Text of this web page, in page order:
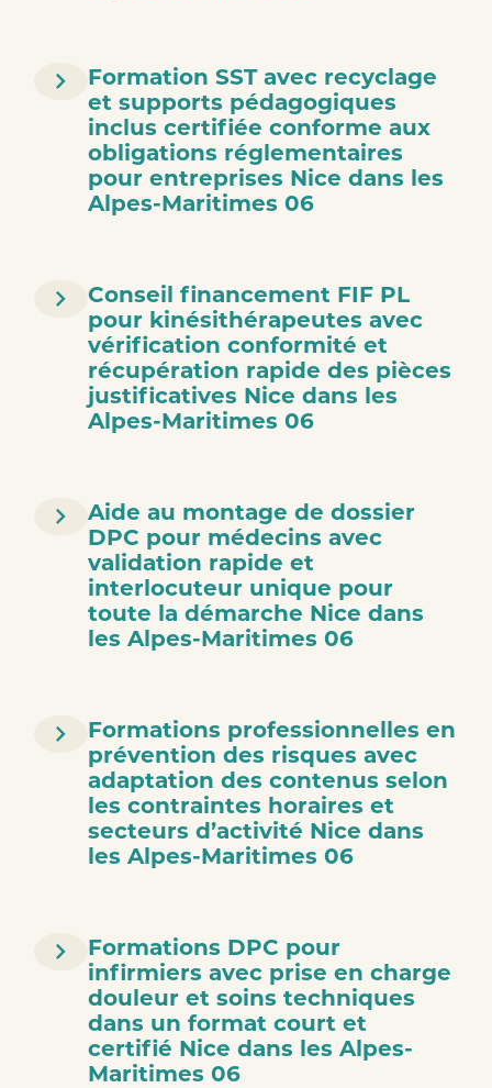
Formation SST avec recyclage
et supports pédagogiques
inclus certifiée conforme aux
obligations réglementaires
pour entreprises Nice dans les
Alpes-Maritimes 06
Conseil financement FIF PL
pour kinésithérapeutes avec
vérification conformité et
récupération rapide des pièces
justificatives Nice dans les
Alpes-Maritimes 06
Aide au montage de dossier
DPC pour médecins avec
validation rapide et
interlocuteur unique pour
toute la démarche Nice dans
les Alpes-Maritimes 06
Formations professionnelles en
prévention des risques avec
adaptation des contenus selon
les contraintes horaires et
secteurs d’activité Nice dans
les Alpes-Maritimes 06
Formations DPC pour
infirmiers avec prise en charge
douleur et soins techniques
dans un format court et
certifié Nice dans les Alpes-
Maritimes 06